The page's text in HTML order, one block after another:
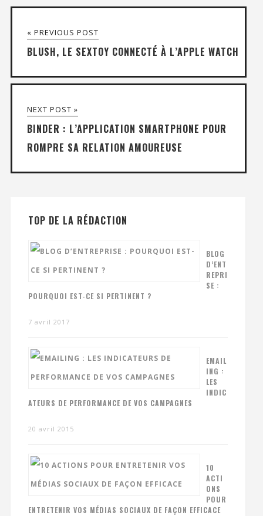
« PREVIOUS POST
BLUSH, LE SEXTOY CONNECTÉ À L’APPLE WATCH
NEXT POST »
BINDER : L’APPLICATION SMARTPHONE POUR
ROMPRE SA RELATION AMOUREUSE
TOP DE LA RÉDACTION
BLOG
D’ENT
REPRI
SE :
POURQUOI EST-CE SI PERTINENT ?
7 avril 2017
EMAIL
ING :
LES
INDIC
ATEURS DE PERFORMANCE DE VOS CAMPAGNES
20 avril 2015
10
ACTI
ONS
POUR
ENTRETENIR VOS MÉDIAS SOCIAUX DE FAÇON EFFICACE